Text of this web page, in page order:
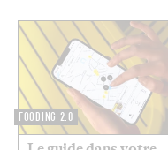
FOODING 2.0